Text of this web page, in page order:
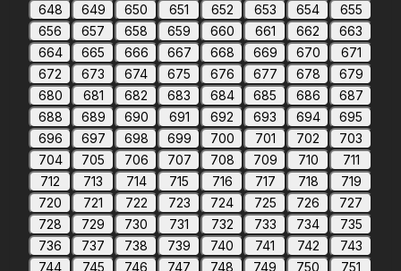
648
649 650 651 652 653 654
655
656
657 658 659 660 661 662
663
664
665 666 667 668 669 670
671
672
673 674 675 676 677 678
679
680
681 682 683 684 685 686
687
688
689 690 691 692 693 694
695
696
697 698 699 700 701 702
703
704
705 706 707 708 709 710
711
712
713 714 715 716 717 718
719
720
721 722 723 724 725 726
727
728
729 730 731 732 733 734
735
736
737 738 739 740 741 742
743
744
745 746 747 748 749 750
751